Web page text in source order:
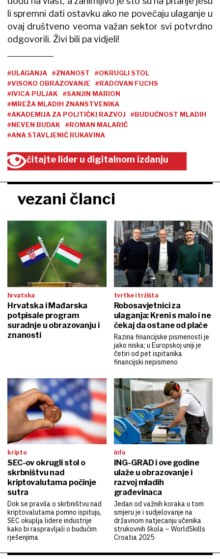
li spremni dati ostavku ako ne povećaju ulaganje u
ovaj društveno veoma važan sektor svi potvrdno
odgovorili. Živi bili pa vidjeli!
#ULAGANJA #ZNANOST
#OKRUGLI STOL
#VISOKO OBRAZOVANJE
#RADOVAN FUCHS
#IVICA PULJAK
#SANJIN MARION
#MREŽA MLADIH ZNANSTVENIKA
#AKADEMIJA ZA POLITIČKI RAZVOJ
#BUDUĆNOST MLADIH
#NEVEN BUDAK
#ROMAN MALARIĆ
#ANA STAVLJENIĆ RUKAVINA
čitajte lider u digitalnom izdanju
vezani članci
hrvatska
Hrvatska i Mađarska
potpisale program
suradnje u obrazovanju i
znanosti
tvrtke i tržišta
Robosavjetnici za
ulaganja: Kreni s malo i ne
čekaj da ostane od plaće
Razina financijske pismenosti je
jako niska; u Europskoj uniji je
četiri od pet ispitanika
financijski nepismeno
kripto
SEC-ov okrugli stol o
skrbništvu nad
kriptovalutama počinje
sutra
Dok se pravila o skrbništvu nad
kriptovalutama pomno ispituju,
SEC okuplja lidere industrije
kako bi raspravljali o budućim
rješenjima
info
ING-GRAD i ove godine
ulaže u obrazovanje i
razvoj mladih
građevinaca
Jedan od važnih koraka u tom
smjeru je i sudjelovanje na
državnom natjecanju učenika
strukovnih škola – WorldSkills
Croatia 2025